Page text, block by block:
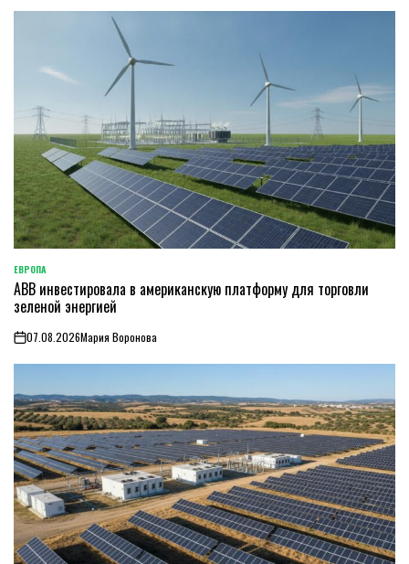
ОПУБЛИКОВАНО
В
ЕВРОПА
ABB инвестировала в американскую платформу для торговли
зеленой энергией
on07.08.2026Мария Воронова